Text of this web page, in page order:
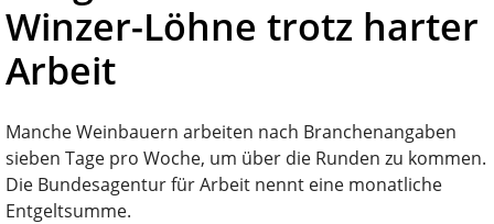
Winzer-Löhne trotz harter
Arbeit
Manche Weinbauern arbeiten nach Branchenangaben
sieben Tage pro Woche, um über die Runden zu kommen.
Die Bundesagentur für Arbeit nennt eine monatliche
Entgeltsumme.